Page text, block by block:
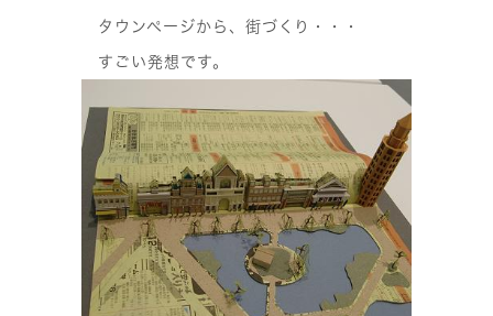
タウンページから、街づくり・・・
すごい発想です。